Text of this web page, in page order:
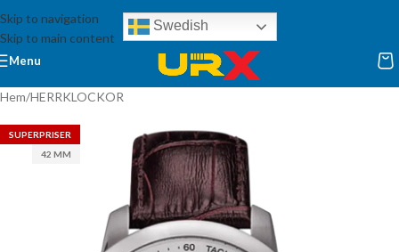
Skip to navigation
Skip to main content
Swedish
Menu
Hem/HERRKLOCKOR
SUPERPRISER
42 MM